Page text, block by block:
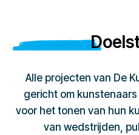
Alle projecten van De
gericht om
voor het tonen van hun
van wedstrijden,